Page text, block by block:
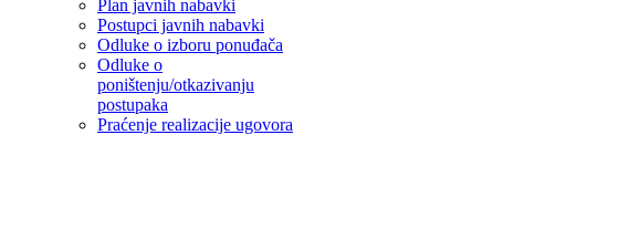
Plan javnih nabavki
Postupci javnih nabavki
Odluke o izboru ponuđača
Odluke o
poništenju/otkazivanju
postupaka
Praćenje realizacije ugovora